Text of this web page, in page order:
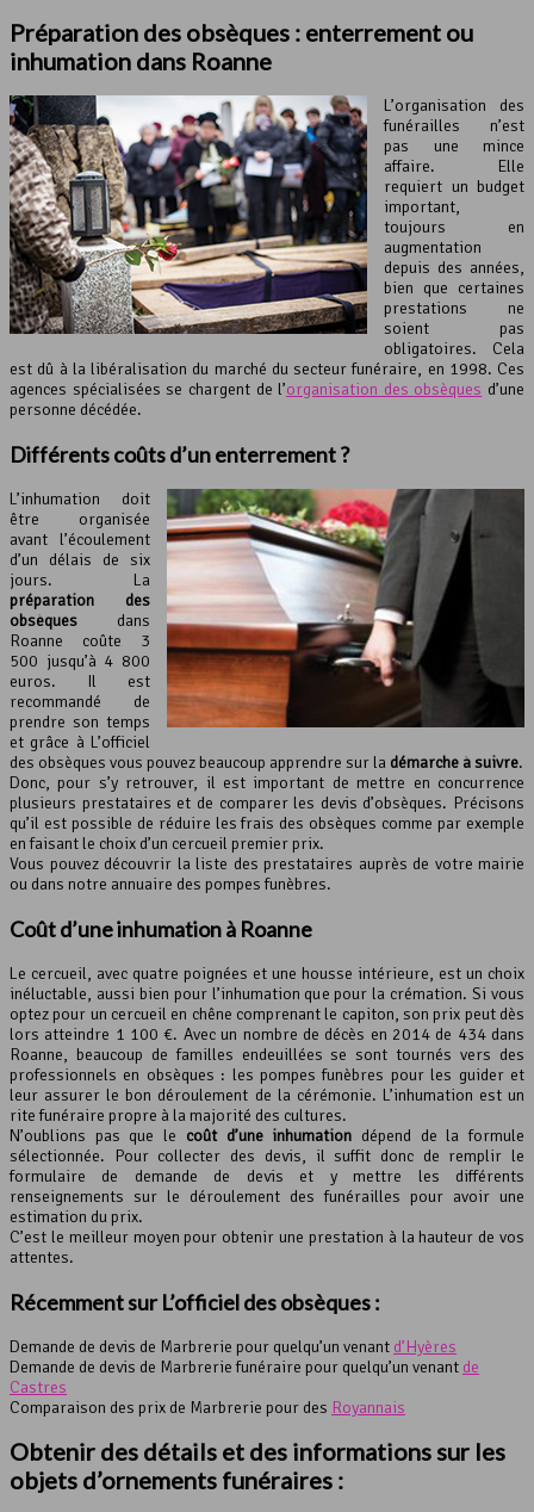
Préparation des obsèques : enterrement ou
inhumation dans Roanne
L’organisation des
funérailles n’est
pas une mince
affaire. Elle
requiert un budget
important,
toujours en
augmentation
depuis des années,
bien que certaines
prestations ne
soient pas
obligatoires. Cela
est dû à la libéralisation du marché du secteur funéraire, en 1998. Ces
agences spécialisées se chargent de l’organisation des obsèques d’une
personne décédée.
Différents coûts d’un enterrement ?
L’inhumation doit
être organisée
avant l’écoulement
d’un délais de six
jours. La
préparation des
obsèques dans
Roanne coûte 3
500 jusqu’à 4 800
euros. Il est
recommandé de
prendre son temps
et grâce à L’officiel
des obsèques vous pouvez beaucoup apprendre sur la démarche à suivre.
Donc, pour s’y retrouver, il est important de mettre en concurrence
plusieurs prestataires et de comparer les devis d’obsèques. Précisons
qu’il est possible de réduire les frais des obsèques comme par exemple
en faisant le choix d’un cercueil premier prix.
Vous pouvez découvrir la liste des prestataires auprès de votre mairie
ou dans notre annuaire des pompes funèbres.
Coût d’une inhumation à Roanne
Le cercueil, avec quatre poignées et une housse intérieure, est un choix
inéluctable, aussi bien pour l’inhumation que pour la crémation. Si vous
optez pour un cercueil en chêne comprenant le capiton, son prix peut dès
lors atteindre 1 100 €. Avec un nombre de décès en 2014 de 434 dans
Roanne, beaucoup de familles endeuillées se sont tournés vers des
professionnels en obsèques : les pompes funèbres pour les guider et
leur assurer le bon déroulement de la cérémonie. L’inhumation est un
rite funéraire propre à la majorité des cultures.
N’oublions pas que le coût d’une inhumation dépend de la formule
sélectionnée. Pour collecter des devis, il suffit donc de remplir le
formulaire de demande de devis et y mettre les différents
renseignements sur le déroulement des funérailles pour avoir une
estimation du prix.
C’est le meilleur moyen pour obtenir une prestation à la hauteur de vos
attentes.
Récemment sur L’officiel des obsèques :
Demande de devis de Marbrerie pour quelqu’un venant d’Hyères
Demande de devis de Marbrerie funéraire pour quelqu’un venant de
Castres
Comparaison des prix de Marbrerie pour des Royannais
Obtenir des détails et des informations sur les
objets d’ornements funéraires :